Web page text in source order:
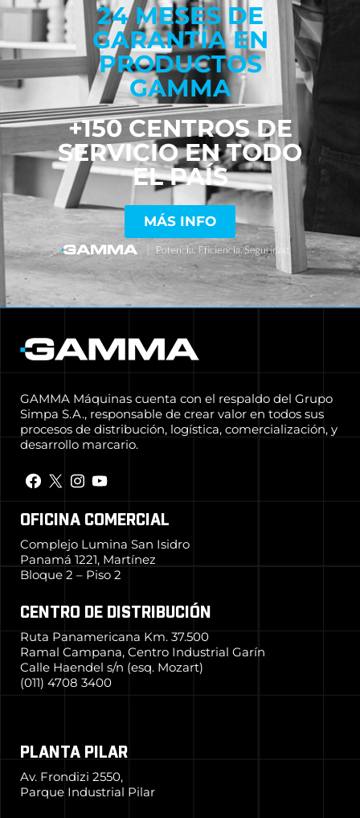
24 MESES DE
GARANTÍA EN
PRODUCTOS
GAMMA
+150 CENTROS DE
SERVICIO EN TODO
EL PAÍS
MÁS INFO
GAMMA Máquinas cuenta con el respaldo del Grupo
Simpa S.A., responsable de crear valor en todos sus
procesos de distribución, logística, comercialización, y
desarrollo marcario.
OFICINA COMERCIAL
Complejo Lumina San Isidro
Panamá 1221, Martínez
Bloque 2 – Piso 2
CENTRO DE DISTRIBUCIÓN
Ruta Panamericana Km. 37.500
Ramal Campana, Centro Industrial Garín
Calle Haendel s/n (esq. Mozart)
(011) 4708 3400
PLANTA PILAR
Av. Frondizi 2550,
Parque Industrial Pilar